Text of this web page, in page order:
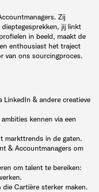
Zij
jij linkt
in beeld, maakt de
enthousiast het traject
van ons sourcingproces.
LinkedIn & andere creatieve
kennen via een
markttrends in de gaten.
& Accountmanagers om
om talent te bereiken:
Cartière sterker maken.